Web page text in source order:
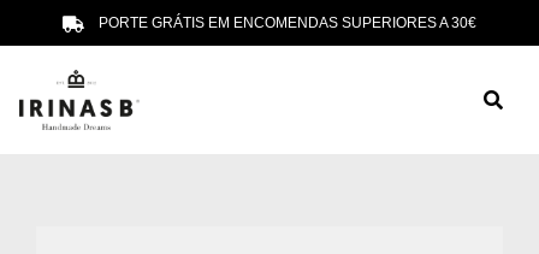
PORTE GRÁTIS EM ENCOMENDAS SUPERIORES A 30€